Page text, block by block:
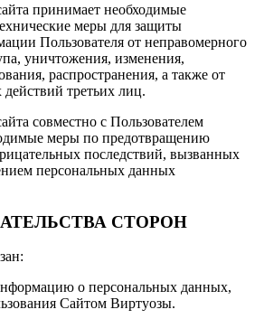
принимает необходимые
меры для защиты
Пользователя от неправомерного
уничтожения, изменения,
распространения, а также от
третьих лиц.
совместно с Пользователем
меры по предотвращению
последствий, вызванных
персональных данных
СТОРОН
о персональных данных,
Сайтом Виртуозы.